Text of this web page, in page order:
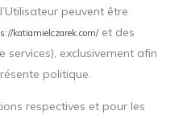
peuvent être
katiamielczarek.com/et des
exclusivement afin
politique.
respectives et pour les